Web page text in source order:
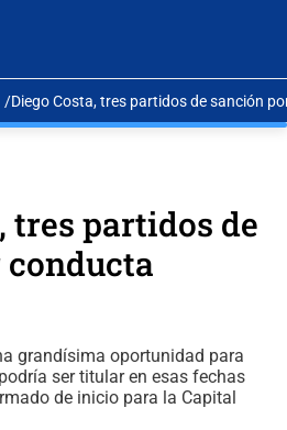
Diego Costa, tres partidos de sanción
tres partidos de
grandísima oportunidad para
ser titular en esas fechas
de inicio para la Capital